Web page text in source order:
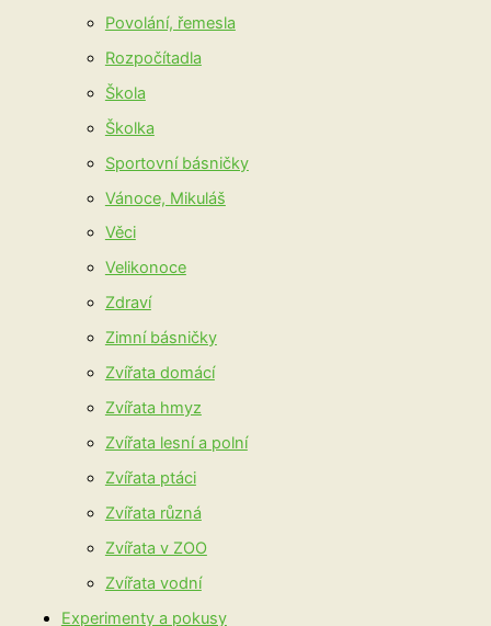
Povolání, řemesla
Rozpočítadla
Škola
Školka
Sportovní básničky
Vánoce, Mikuláš
Věci
Velikonoce
Zdraví
Zimní básničky
Zvířata domácí
Zvířata hmyz
Zvířata lesní a polní
Zvířata ptáci
Zvířata různá
Zvířata v ZOO
Zvířata vodní
Experimenty a pokusy